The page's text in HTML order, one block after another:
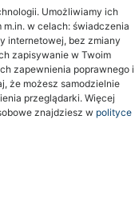
Umożliwiamy ich
w celach: świadczenia
internetowej, bez zmiany
zapisywanie w Twoim
zapewnienia poprawnego i
że możesz samodzielnie
przeglądarki. Więcej
znajdziesz w polityce